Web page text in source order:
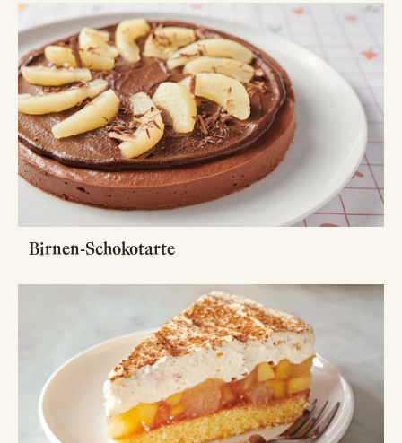
Birnen-Schokotarte